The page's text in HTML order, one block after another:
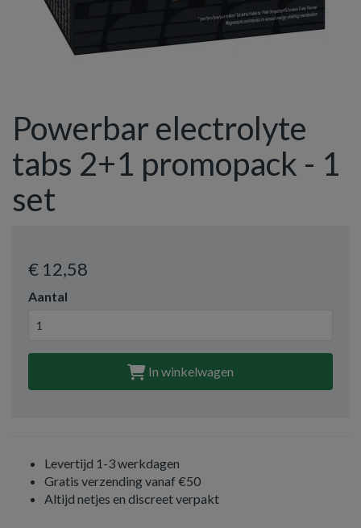
Powerbar electrolyte
tabs 2+1 promopack - 1
set
€ 12,58
Aantal
In winkelwagen
Levertijd 1-3 werkdagen
Gratis verzending vanaf €50
Altijd netjes en discreet verpakt